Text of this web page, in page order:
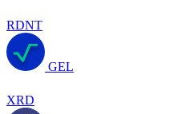
RDNT
GEL
XRD